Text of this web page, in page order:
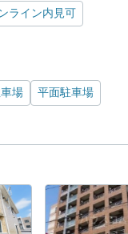
ライン内見可
場
平面駐車場